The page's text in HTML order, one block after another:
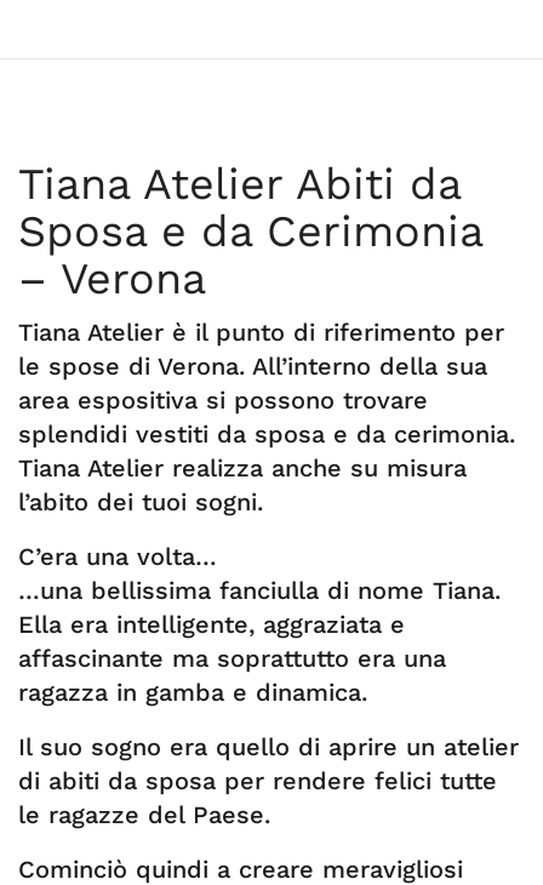
Tiana Atelier Abiti da
Sposa e da Cerimonia
– Verona
Tiana Atelier è il punto di riferimento per
le spose di Verona. All’interno della sua
area espositiva si possono trovare
splendidi vestiti da sposa e da cerimonia.
Tiana Atelier realizza anche su misura
l’abito dei tuoi sogni.
C’era una volta…
…una bellissima fanciulla di nome Tiana.
Ella era intelligente, aggraziata e
affascinante ma soprattutto era una
ragazza in gamba e dinamica.
Il suo sogno era quello di aprire un atelier
di abiti da sposa per rendere felici tutte
le ragazze del Paese.
Cominciò quindi a creare meravigliosi